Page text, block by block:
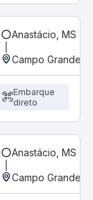
Anastácio, MS
Campo Grande,
Embarque
direto
Anastácio, MS
Campo Grande,